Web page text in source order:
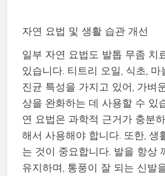
자연 요법 및 생활 습관 개선
일부 자연 요법도 발톱 무좀 치
있습니다. 티트리 오일, 식초,
진균 특성을 가지고 있어, 가벼
상을 완화하는 데 사용할 수 있
연 요법은 과학적 근거가 충분
해서 사용해야 합니다. 또한, 생
는 것이 중요합니다. 발을 항상
유지하며, 통풍이 잘 되는 신발